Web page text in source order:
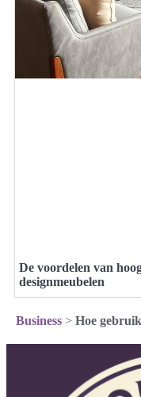
De voordelen van
designmeubelen
Business> Hoe